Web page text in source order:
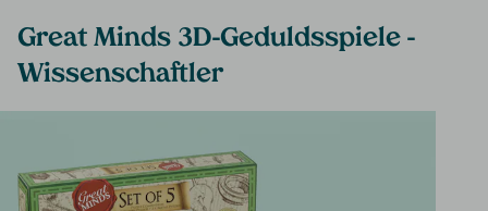
Great Minds 3D-Geduldsspiele -
Wissenschaftler